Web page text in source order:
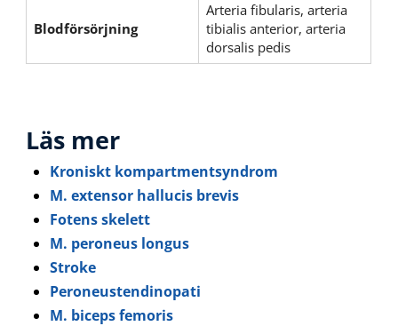
Blodförsörjning
Arteria fibularis, arteria
tibialis anterior, arteria
dorsalis pedis
Läs mer
Kroniskt kompartmentsyndrom
M. extensor hallucis brevis
Fotens skelett
M. peroneus longus
Stroke
Peroneustendinopati
M. biceps femoris